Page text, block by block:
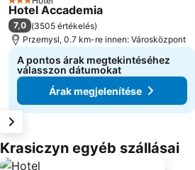
3 Kategória
Hotel Accademia
7,0 (3505 értékelés)
Przemysl, 0.7 km-re innen: Városközpont
A pontos árak megtekintéséhez
válasszon dátumokat
Árak megjelenítése
Krasiczyn egyéb szállásai